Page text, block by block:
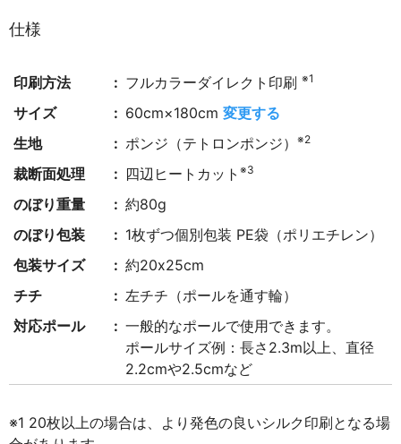
仕様
印刷方法 フルカラーダイレクト印刷※1
サイズ 60cm×180cm変更する
生地
ポンジ（テトロンポンジ）※2
裁断面処理 四辺ヒートカット※3
のぼり重量
約80g
のぼり包装
1枚ずつ個別包装 PE袋（ポリエチレン）
包装サイズ
約20x25cm
チチ
左チチ（ポールを通す輪）
対応ポール
一般的なポールで使用できます。
ポールサイズ例：長さ2.3m以上、直径
2.2cmや2.5cmなど
※1 20枚以上の場合は、より発色の良いシルク印刷となる場